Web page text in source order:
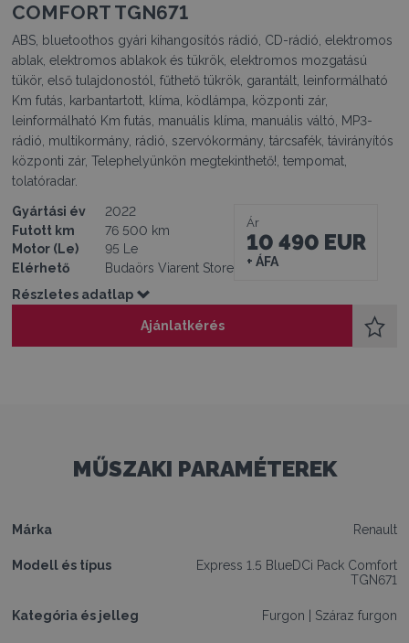
COMFORT TGN671
ABS, bluetoothos gyári kihangosítós rádió, CD-rádió, elektromos
ablak, elektromos ablakok és tükrök, elektromos mozgatású
tükör, első tulajdonostól, fűthető tükrök, garantált, leinformálható
Km futás, karbantartott, klíma, ködlámpa, központi zár,
leinformálható Km futás, manuális klíma, manuális váltó, MP3-
rádió, multikormány, rádió, szervókormány, tárcsafék, távirányítós
központi zár, Telephelyünkön megtekinthető!, tempomat,
tolatóradar.
Gyártási év
2022
Futott km
76 500 km
Motor (Le)
95 Le
Elérhető
Budaörs Viarent Store
Részletes adatlap
Ár
10 490 EUR
+ ÁFA
Ajánlatkérés
MŰSZAKI PARAMÉTEREK
Márka Renault
Modell és típus
Express 1.5 BlueDCi Pack Comfort
TGN671
Kategória és jelleg Furgon Száraz furgon